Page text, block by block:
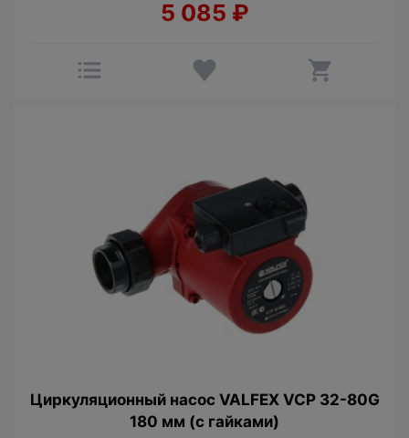
5 085 ₽
Циркуляционный насос VALFEX VCP 32-80G
180 мм (с гайками)